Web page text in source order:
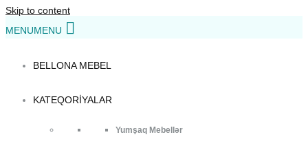
Skip to content
MENUMENU
BELLONA MEBEL
KATEQORIYALAR
Yumşaq Mebellər